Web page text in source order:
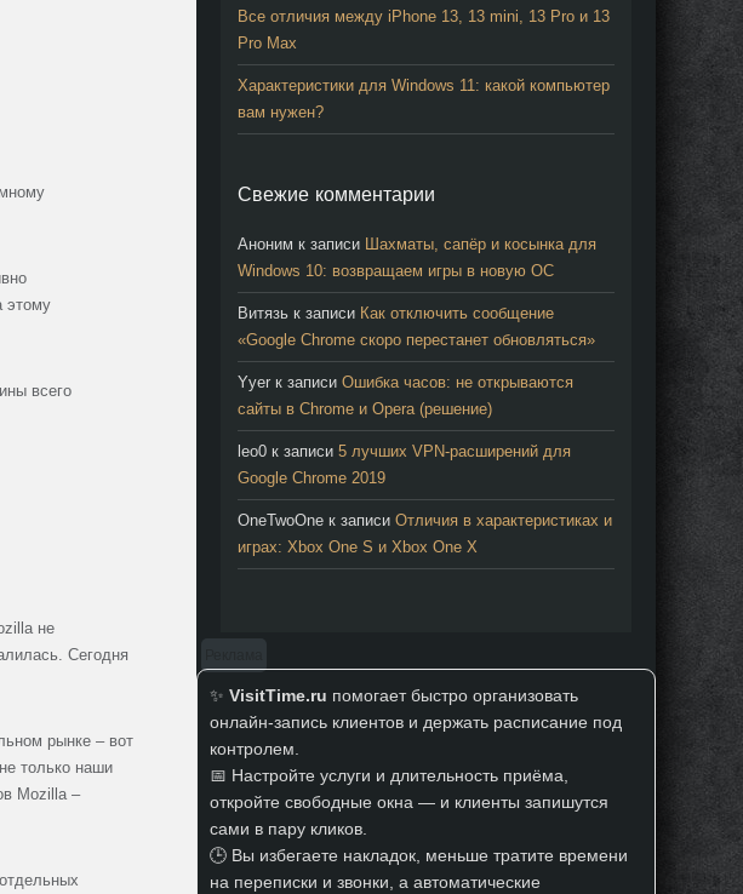
этому
всего
не
Сегодня
рынке – вот
только наши
Mozilla –
Все отличия между iPhone 13, 13 mini, 13 Pro и 13
Pro Max
Характеристики для Windows 11: какой компьютер
вам нужен?
Свежие комментарии
Аноним к записи Шахматы, сапёр и косынка для
Windows 10: возвращаем игры в новую ОС
Витязьк записи Как отключить сообщение
«Google Chrome скоро перестанет обновляться»
Yyerк записи Ошибка часов: не открываются
сайты в Chrome и Opera (решение)
leo0к записи 5 лучших VPN-расширений для
Google Chrome 2019
OneTwoOneк записи Отличия в характеристиках и
играх: Xbox One S и Xbox One X
✨ VisitTime.ru помогает быстро организовать
онлайн-запись клиентов и держать расписание под
контролем.
📅 Настройте услуги и длительность приёма,
откройте свободные окна — и клиенты запишутся
сами в пару кликов.
🕒 Вы избегаете накладок, меньше тратите времени
на переписки и звонки, а автоматические